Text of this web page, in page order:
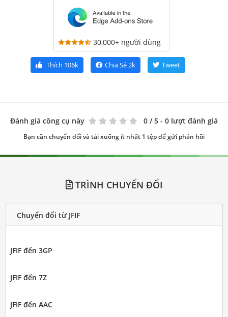
30,000+ người dùng
Thích 106k Chia Sẻ2k Tweet
Đánh giá công cụ này 0 / 5 - 0 lượt đánh giá
Bạn cần chuyển đổi và tải xuống ít nhất 1 tệp để gửi phản hồi
TRÌNH CHUYỂN ĐỔI
Chuyển đổi từ JFIF
JFIF đến 3GP
JFIF đến 7Z
JFIF đến AAC